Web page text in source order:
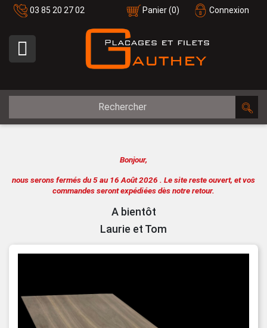
03 85 20 27 02 Connexion
Panier(0)

Bonjour,
nous serons fermés du 5 au 16 Août 2026 . Le site reste ouvert, et vos
commandes seront expédiées dès notre retour.
A bientôt
Laurie et Tom